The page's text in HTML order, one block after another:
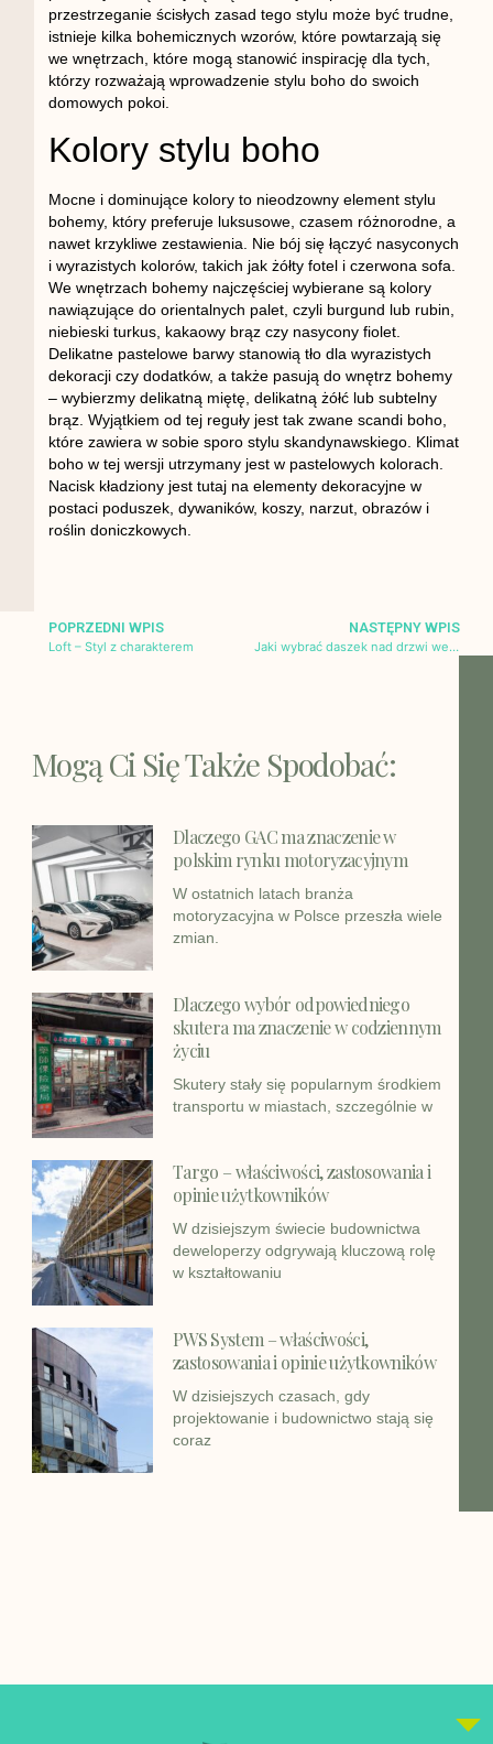
przestrzeganie ścisłych zasad tego stylu może być trudne,
istnieje kilka bohemicznych wzorów, które powtarzają się
we wnętrzach, które mogą stanowić inspirację dla tych,
którzy rozważają wprowadzenie stylu boho do swoich
domowych pokoi.
Kolory stylu boho
Mocne i dominujące kolory to nieodzowny element stylu
bohemy, który preferuje luksusowe, czasem różnorodne, a
nawet krzykliwe zestawienia. Nie bój się łączyć nasyconych
i wyrazistych kolorów, takich jak żółty fotel i czerwona sofa.
We wnętrzach bohemy najczęściej wybierane są kolory
nawiązujące do orientalnych palet, czyli burgund lub rubin,
niebieski turkus, kakaowy brąz czy nasycony fiolet.
Delikatne pastelowe barwy stanowią tło dla wyrazistych
dekoracji czy dodatków, a także pasują do wnętrz bohemy
– wybierzmy delikatną miętę, delikatną żółć lub subtelny
brąz. Wyjątkiem od tej reguły jest tak zwane scandi boho,
które zawiera w sobie sporo stylu skandynawskiego. Klimat
boho w tej wersji utrzymany jest w pastelowych kolorach.
Nacisk kładziony jest tutaj na elementy dekoracyjne w
postaci poduszek, dywaników, koszy, narzut, obrazów i
roślin doniczkowych.
POPRZEDNI WPIS
Loft – Styl z charakterem
NASTĘPNY WPIS
Jaki wybrać daszek nad drzwi wejściowe?
Mogą Ci Się Także Spodobać:
Dlaczego GAC ma znaczenie w
polskim rynku motoryzacyjnym
W ostatnich latach branża
motoryzacyjna w Polsce przeszła wiele
zmian.
Dlaczego wybór odpowiedniego
skutera ma znaczenie w codziennym
życiu
Skutery stały się popularnym środkiem
transportu w miastach, szczególnie w
Targo – właściwości, zastosowania i
opinie użytkowników
W dzisiejszym świecie budownictwa
deweloperzy odgrywają kluczową rolę
w kształtowaniu
PWS System – właściwości,
zastosowania i opinie użytkowników
W dzisiejszych czasach, gdy
projektowanie i budownictwo stają się
coraz